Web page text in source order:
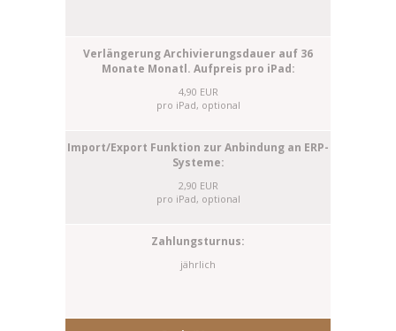
4,90 EUR
pro iPad, optional
2,90 EUR
pro iPad, optional
jährlich